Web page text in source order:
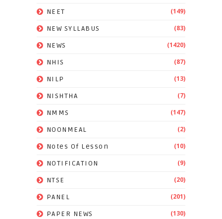
NEET (149)
NEW SYLLABUS (83)
NEWS (1420)
NHIS (87)
NILP (13)
NISHTHA (7)
NMMS (147)
NOONMEAL (2)
Notes Of Lesson (10)
NOTIFICATION (9)
NTSE (20)
PANEL (201)
PAPER NEWS (130)